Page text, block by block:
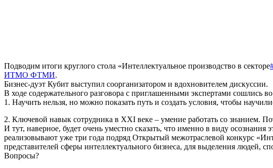
Подводим итоги круглого стола «Интеллектуальное производство в секторе
ИТМО ФТМИ.
Бизнес-дуэт Кубит выступил соорганизатором и вдохновителем дискуссии.
В ходе содержательного разговора с приглашенными экспертами сошлись
1. Научить нельзя, но можно показать путь и создать условия, чтобы
2. Ключевой навык сотрудника в XXI веке – умение работать со знанием.
И тут, наверное, будет очень уместно сказать, что именно в виду осознания
реализовывают уже три года подряд Открытый межотраслевой конкурс
представителей сферы интеллектуального бизнеса, для выделения людей,
Вопросы?